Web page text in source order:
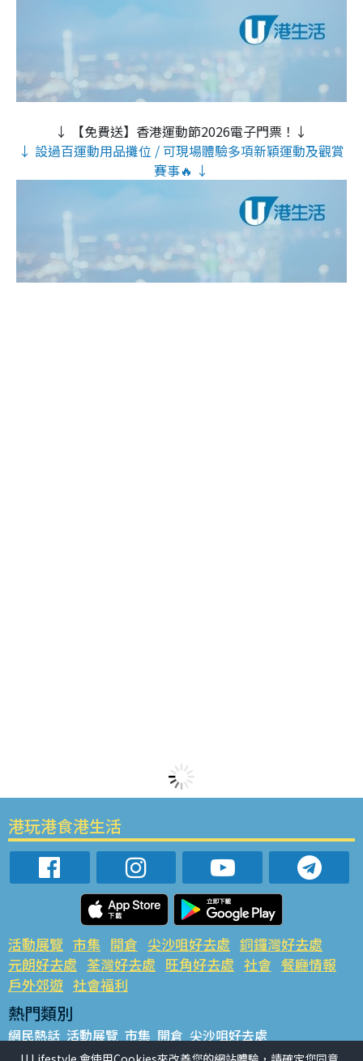
↓ 【免費送】香港運動節2026電子門票！↓
↓ 設過百運動用品攤位 / 可現場體驗多項新穎運動及觀賞
賽事🔥 ↓
港玩港食港生活
活動展覽 市集 開倉 尖沙咀好去處 銅鑼灣好去處
元朗好去處 荃灣好去處 旺角好去處 社會 餐廳情報
戶外郊遊 社會福利
熱門類別
網民熱話 活動展覽 市集 開倉 尖沙咀好去處
銅鑼灣好去處 元朗好去處 荃灣好去處 旺角好去處 社會